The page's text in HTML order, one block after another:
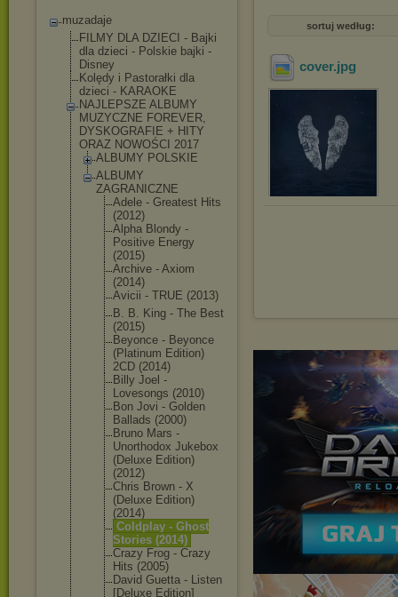
muzadaje
FILMY DLA DZIECI - Bajki
dla dzieci - Polskie bajki -
Disney
Kolędy i Pastorałki dla
dzieci - KARAOKE
NAJLEPSZE ALBUMY
MUZYCZNE FOREVER,
DYSKOGRAFIE + HITY
ORAZ NOWOŚCI 2017
ALBUMY POLSKIE
ALBUMY
ZAGRANICZNE
Adele - Greatest Hits
(2012)
Alpha Blondy -
Positive Energy
(2015)
Archive - Axiom
(2014)
Avicii - TRUE (2013)
B. B. King - The Best
(2015)
Beyonce - Beyonce
(Platinum Edition)
2CD (2014)
Billy Joel -
Lovesongs (2010)
Bon Jovi - Golden
Ballads (2000)
Bruno Mars -
Unorthodox Jukebox
(Deluxe Edition)
(2012)
Chris Brown - X
(Deluxe Edition)
(2014)
Coldplay - Ghost
Stories (2014)
Crazy Frog - Crazy
Hits (2005)
David Guetta - Listen
[Deluxe Edition]
sortuj według:
cover.jpg